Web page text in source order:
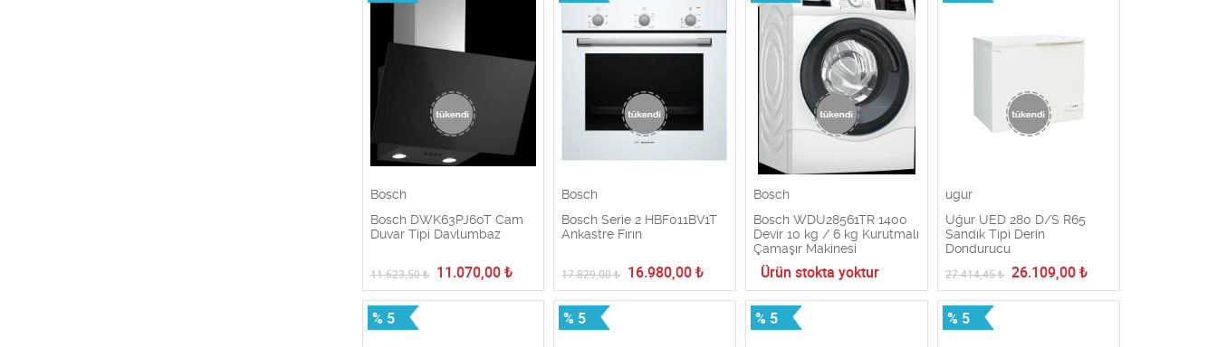
Bosch
Bosch DWK63PJ60T Cam
Duvar Tipi Davlumbaz
11.623,50₺ 11.070,00₺
Bosch
Bosch Serie 2 HBF011BV1T
Ankastre Fırın
17.829,00₺ 16.980,00 ₺
Bosch
Bosch WDU28561TR 1400
Devir 10 kg / 6 kg Kurutmalı
Çamaşır Makinesi
Ürün stokta yoktur
ugur
Uğur UED 280 D/S R65
Sandık Tipi Derin
Dondurucu
27.414,45₺ 26.109,00 ₺
% 5 % 5 % 5 % 5